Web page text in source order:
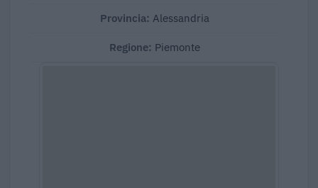
Provincia: Alessandria
Regione: Piemonte